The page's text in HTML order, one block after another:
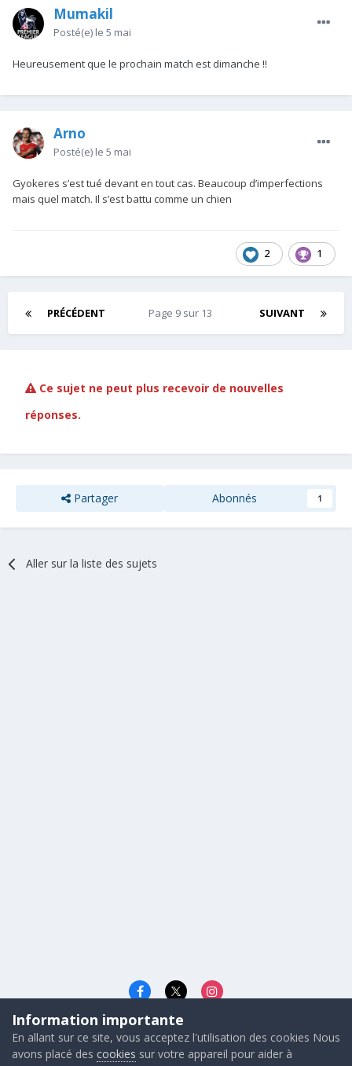
Mumakil
Posté(e) le 5 mai
Heureusement que le prochain match est dimanche !!
Arno
Posté(e) le 5 mai
Gyokeres s’est tué devant en tout cas. Beaucoup d’imperfections
mais quel match. Il s’est battu comme un chien
2 1
PRÉCÉDENT SUIVANT
Page 9 sur 13
Ce sujet ne peut plus recevoir de nouvelles
réponses.
Partager Abonnés 1
Aller sur la liste des sujets
Langue
© 2026 - Gunners FRANCE
Information importante
En allant sur ce site, vous acceptez l'utilisation des cookies Nous
avons placé des cookies sur votre appareil pour aider à